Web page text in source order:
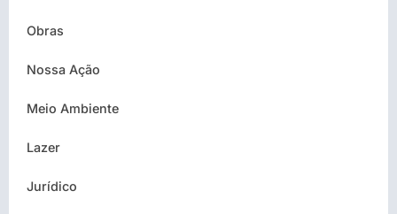
Obras
Nossa Ação
Meio Ambiente
Lazer
Jurídico